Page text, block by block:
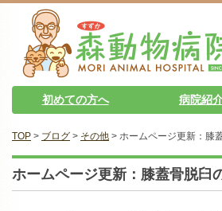
初めての方へ 病院紹
TOP > ブログ > その他 > ホームページ更新：膝
ホームページ更新：膝蓋骨脱臼